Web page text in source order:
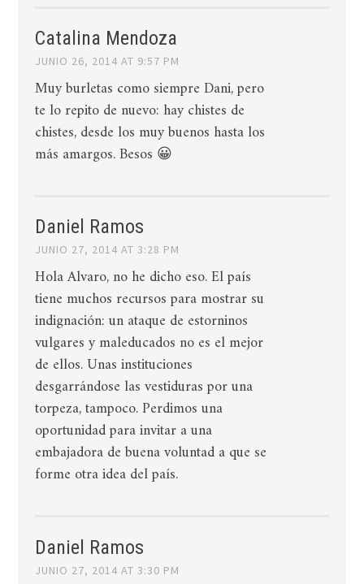
Catalina Mendoza
JUNIO 26, 2014 AT 9:57 PM
Muy burletas como siempre Dani, pero
te lo repito de nuevo: hay chistes de
chistes, desde los muy buenos hasta los
más amargos. Besos 😀
Daniel Ramos
JUNIO 27, 2014 AT 3:28 PM
Hola Alvaro, no he dicho eso. El país
tiene muchos recursos para mostrar su
indignación: un ataque de estorninos
vulgares y maleducados no es el mejor
de ellos. Unas instituciones
desgarrándose las vestiduras por una
torpeza, tampoco. Perdimos una
oportunidad para invitar a una
embajadora de buena voluntad a que se
forme otra idea del país.
Daniel Ramos
JUNIO 27, 2014 AT 3:30 PM